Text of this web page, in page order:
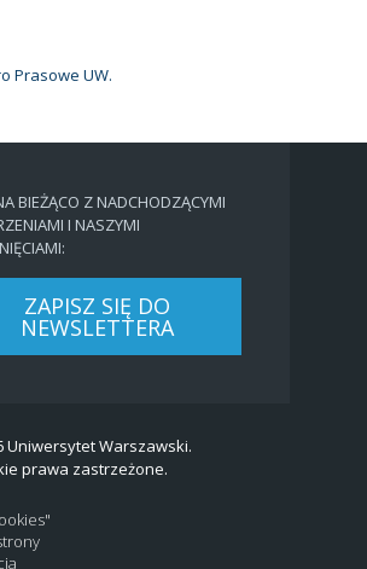
Prasowe UW.
BIEŻĄCO Z NADCHODZĄCYMI
I NASZYMI
ZAPISZ SIĘ DO
NEWSLETTERA
Uniwersytet Warszawski.
prawa zastrzeżone.